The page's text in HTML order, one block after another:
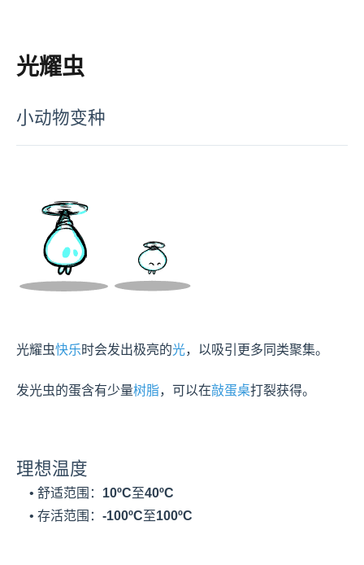
光耀虫
小动物变种
光耀虫快乐时会发出极亮的光，以吸引更多同类聚集。
发光虫的蛋含有少量树脂，可以在敲蛋桌打裂获得。
理想温度
    • 舒适范围：
10ºC至40ºC
    • 存活范围：
-100ºC至100ºC